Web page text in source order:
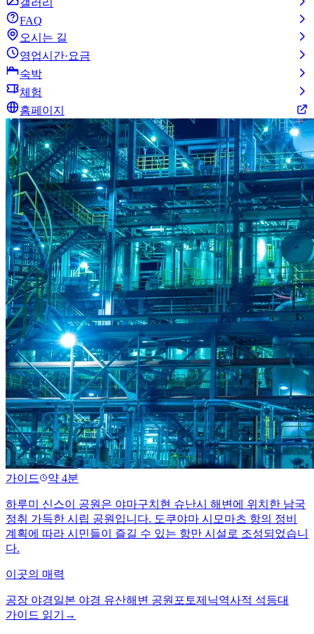
FAQ
오시는 길
영업시간·요금
숙박
체험
홈페이지
가이드 약 4분
하루미 신스이 공원은 야마구치현 슈난시 해변에 위치한 남국
정취 가득한 시립 공원입니다. 도쿠야마 시모마츠 항의 정비
계획에 따라 시민들이 즐길 수 있는 항만 시설로 조성되었습니
다.
이곳의 매력
공장 야경일본 야경 유산해변 공원 포토제닉역사적 석등대
가이드 읽기 →